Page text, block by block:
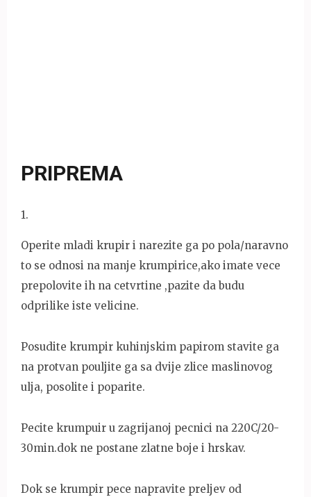
PRIPREMA
1.
Operite mladi krupir i narezite ga po pola/naravno
to se odnosi na manje krumpirice,ako imate vece
prepolovite ih na cetvrtine ,pazite da budu
odprilike iste velicine.
Posudite krumpir kuhinjskim papirom stavite ga
na protvan pouljite ga sa dvije zlice maslinovog
ulja, posolite i poparite.
Pecite krumpuir u zagrijanoj pecnici na 220C/20-
30min.dok ne postane zlatne boje i hrskav.
Dok se krumpir pece napravite preljev od